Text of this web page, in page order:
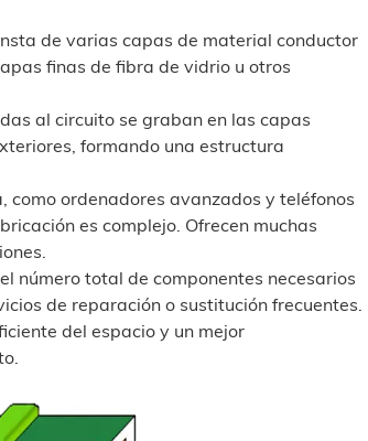
de varias capas de material conductor
finas de fibra de vidrio u otros
al circuito se graban en las capas
formando una estructura
ordenadores avanzados y teléfonos
es complejo. Ofrecen muchas
número total de componentes necesarios
de reparación o sustitución frecuentes.
del espacio y un mejor